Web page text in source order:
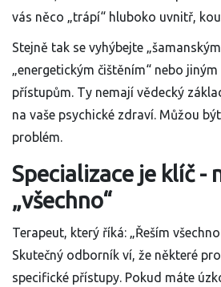
vás něco „trápí“ hluboko uvnitř,
Stejně tak se vyhýbejte
„energetickým čištěním“ nebo
přístupům. Ty nemají vědecký
na vaše psychické zdraví. Můžou
problém.
Specializace je klíč -
„všechno“
Terapeut, který říká: „Řeším
Skutečný odborník ví, že některé
specifické přístupy. Pokud máte